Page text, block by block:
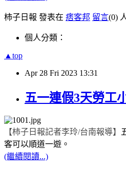
柿子日報 發表在 痞客邦 留言(0)
個人分類：
▲top
Apr 28 Fri 2023 13:31
五一連假3天勞工
【柿子日報記者李玲/台南報導】
客可以順道一遊。
(繼續閱讀...)